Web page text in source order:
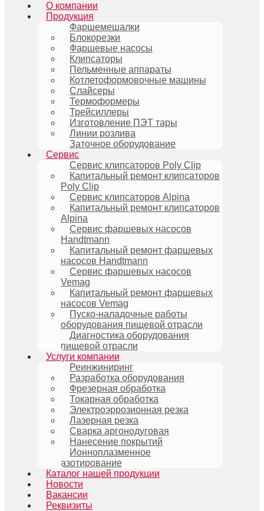
О компании
Продукция
Фаршемешалки
Блокорезки
Фаршевые насосы
Клипсаторы
Пельменные аппараты
Котлетоформовочные машины
Слайсеры
Термоформеры
Трейсиллеры
Изготовление ПЭТ тары
Линии розлива
Заточное оборудование
Сервис
Сервис клипсаторов Poly Clip
Капитальный ремонт клипсаторов
Poly Clip
Сервис клипсаторов Alpina
Капитальный ремонт клипсаторов
Alpina
Сервис фаршевых насосов
Handtmann
Капитальный ремонт фаршевых
насосов Handtmann
Сервис фаршевых насосов
Vemag
Капитальный ремонт фаршевых
насосов Vemag
Пуско-наладочные работы
оборудования пищевой отрасли
Диагностика оборудования
пищевой отрасли
Услуги компании
Реинжиниринг
Разработка оборудования
Фрезерная обработка
Токарная обработка
Электроэррозионная резка
Лазерная резка
Сварка аргонодуговая
Нанесение покрытий
Ионноплазменное
азотирование
Каталог нашей продукции
Новости
Вакансии
Реквизиты